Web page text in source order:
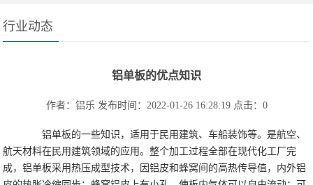
行业动态
铝单板的优点知识
作者：铝乐 发布时间：2022-01-26 16:28:19 点击： 0
铝单板的一些知识，适用于民用建筑、车船装饰等。是航空、
航天材料在民用建筑领域的应用。整个加工过程全部在现代化工厂完
成，铝单板采用热压成型技术，因铝皮和蜂窝间的高热传导值，内外铝